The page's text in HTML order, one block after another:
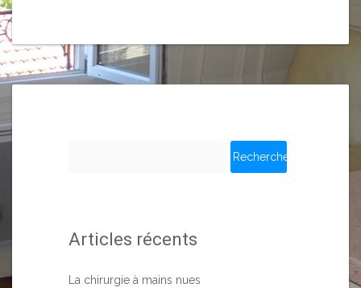
Articles récents
La chirurgie à mains nues